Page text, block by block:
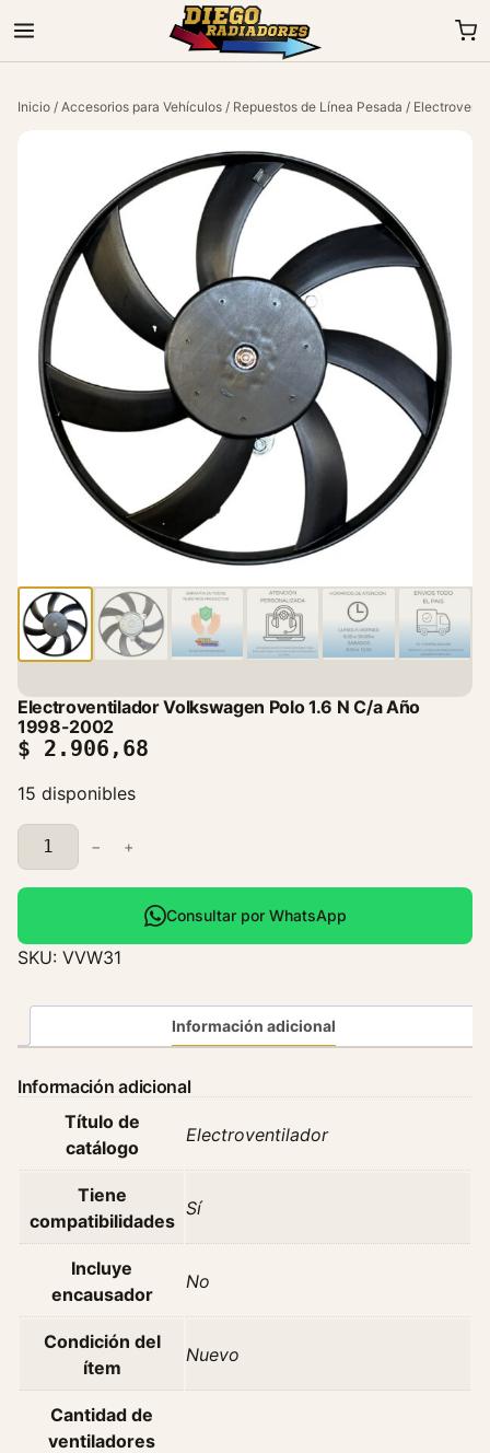
Inicio / Accesorios para Vehículos / Repuestos de Línea Pesada /
Electroventilador Volkswagen Polo 1.6 N C/a Año
1998-2002
$ 2.906,68
15 disponibles
E
l
e
t
r
e
t
a
s
− +
Consultar por WhatsApp
SKU: VVW31
Información adicional
Información adicional
Título de
catálogo
Electroventilador
Tiene
compatibilidades
Sí
Incluye
encausador
No
Condición del
ítem
Nuevo
Cantidad de
ventiladores